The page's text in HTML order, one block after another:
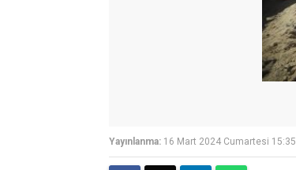
Yayınlanma: 16 Mart 2024 Cumartesi 15:35